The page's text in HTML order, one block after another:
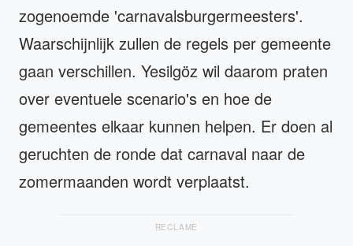
zogenoemde 'carnavalsburgermeesters'.
Waarschijnlijk zullen de regels per gemeente
gaan verschillen. Yesilgöz wil daarom praten
over eventuele scenario's en hoe de
gemeentes elkaar kunnen helpen. Er doen al
geruchten de ronde dat carnaval naar de
zomermaanden wordt verplaatst.
RECLAME